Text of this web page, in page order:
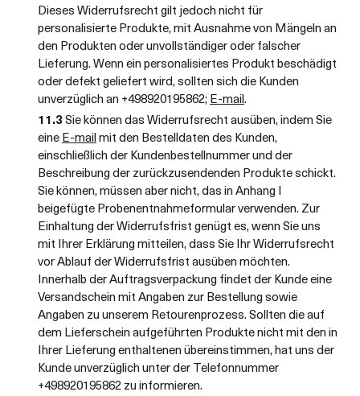
Dieses Widerrufsrecht gilt jedoch nicht für
personalisierte Produkte, mit Ausnahme von Mängeln an
den Produkten oder unvollständiger oder falscher
Lieferung. Wenn ein personalisiertes Produkt beschädigt
oder defekt geliefert wird, sollten sich die Kunden
unverzüglich an +498920195862; E-mail.
11.3Sie können das Widerrufsrecht ausüben, indem Sie
eineE-mailmit den Bestelldaten des Kunden,
einschließlich der Kundenbestellnummer und der
Beschreibung der zurückzusendenden Produkte schickt.
Sie können, müssen aber nicht, das in Anhang I
beigefügte Probenentnahmeformular verwenden. Zur
Einhaltung der Widerrufsfrist genügt es, wenn Sie uns
mit Ihrer Erklärung mitteilen, dass Sie Ihr Widerrufsrecht
vor Ablauf der Widerrufsfrist ausüben möchten.
Innerhalb der Auftragsverpackung findet der Kunde eine
Versandschein mit Angaben zur Bestellung sowie
Angaben zu unserem Retourenprozess. Sollten die auf
dem Lieferschein aufgeführten Produkte nicht mit den in
Ihrer Lieferung enthaltenen übereinstimmen, hat uns der
Kunde unverzüglich unter der Telefonnummer
+498920195862 zu informieren.